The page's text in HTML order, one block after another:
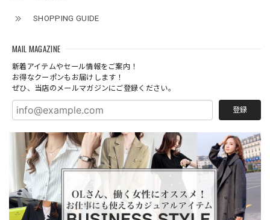
SHOPPING GUIDE
MAIL MAGAZINE
新着アイテムやセール情報をご案内！
お得なクーポンもお届けします！
ぜひ、当店のメールマガジンにご登録ください。
登録